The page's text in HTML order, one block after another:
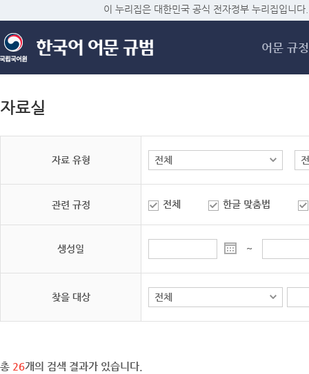
메
이 누리집은 대한민국 공식 전자정부 누리집입니다.
어문 규정
자료실
자료 유형
관련 규정 전체 한글 맞춤법
생성일 ~
찾을 대상
총 26개의 검색 결과가 있습니다.